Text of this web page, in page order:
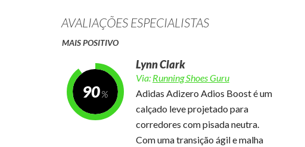
AVALIAÇÕES ESPECIALISTAS
MAIS POSITIVO
90
Lynn Clark
Via: Running Shoes Guru
Adidas Adizero Adios Boost é um
calçado leve projetado para
corredores com pisada neutra.
Com uma transição ágil e malha